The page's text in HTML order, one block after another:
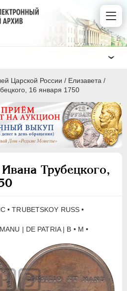
Царской России / Елизавета /
16 января 1750
Трубецкого,
• TRUBETSKOY RUSS •
| DE PATRIA | В • М •
1740-1741
E F I J
S T U